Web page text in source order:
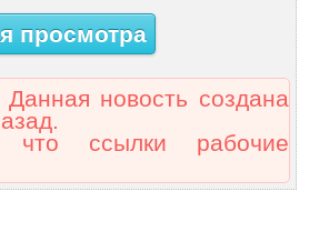
просмотра
Данная новость создана
что ссылки рабочие